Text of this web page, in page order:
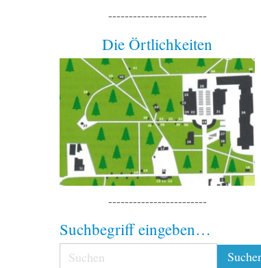
------------------------
Die Örtlichkeiten
------------------------
Suchbegriff eingeben…